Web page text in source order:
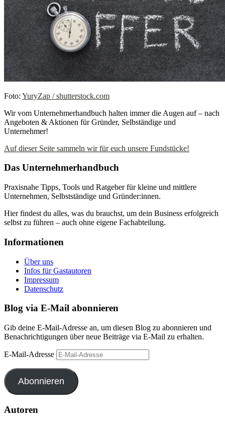
Foto: YuryZap / shutterstock.com
Wir vom Unternehmerhandbuch halten immer die Augen auf – nach
Angeboten & Aktionen für Gründer, Selbständige und
Unternehmer!
Auf dieser Seite sammeln wir für euch unsere Fundstücke!
Das Unternehmerhandbuch
Praxisnahe Tipps, Tools und Ratgeber für kleine und mittlere
Unternehmen, Selbstständige und Gründer:innen.
Hier findest du alles, was du brauchst, um dein Business erfolgreich
selbst zu führen – auch ohne eigene Fachabteilung.
Informationen
Über uns
Infos für Gastautoren
Impressum
Datenschutz
Blog via E-Mail abonnieren
Gib deine E-Mail-Adresse an, um diesen Blog zu abonnieren und
Benachrichtigungen über neue Beiträge via E-Mail zu erhalten.
E-Mail-Adresse
Abonnieren
Autoren